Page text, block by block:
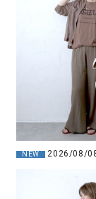
NEW 2026/08/